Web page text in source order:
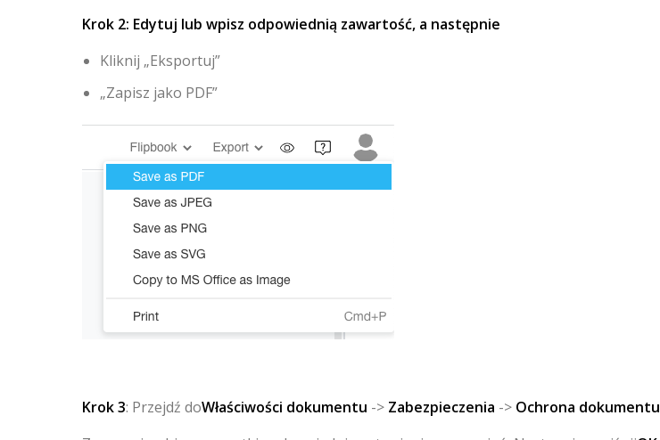
Krok 2: Edytuj lub wpisz odpowiednią zawartość, a następnie
Kliknij „Eksportuj”
„Zapisz jako PDF”
Krok 3: Przejdź doWłaściwości dokumentu -> Zabezpieczenia -> Ochrona dokumentu